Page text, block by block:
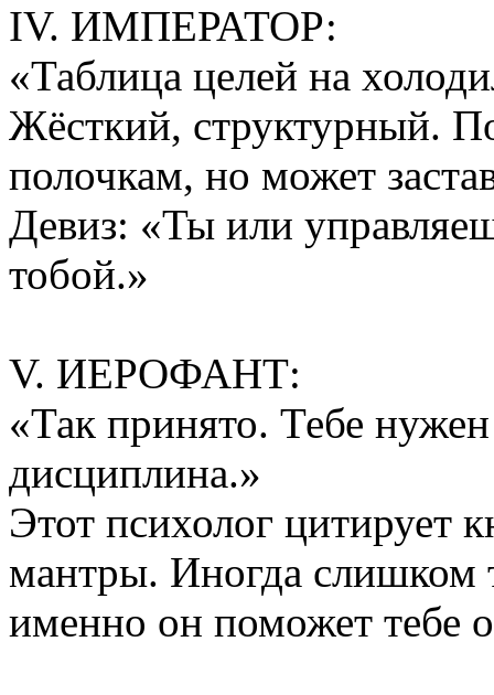
IV. ИМПЕРАТОР:
«Таблица целей на
Жёсткий, структурный.
полочкам, но может
Девиз: «Ты или
тобой.»
V. ИЕРОФАНТ:
«Так принято. Тебе
дисциплина.»
Этот психолог цитирует
мантры. Иногда слишком
именно он поможет тебе